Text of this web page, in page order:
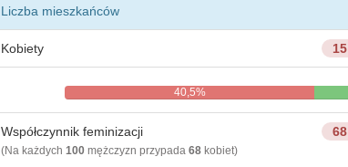
Liczba mieszkańców
15
Kobiety
40,5%
68
Współczynnik feminizacji
(Na każdych 100mężczyzn przypada 68kobiet)